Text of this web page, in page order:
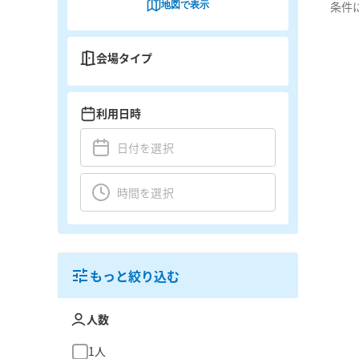
条件
地図で表示
会場タイプ
利用日時
もっと絞り込む
人数
1人